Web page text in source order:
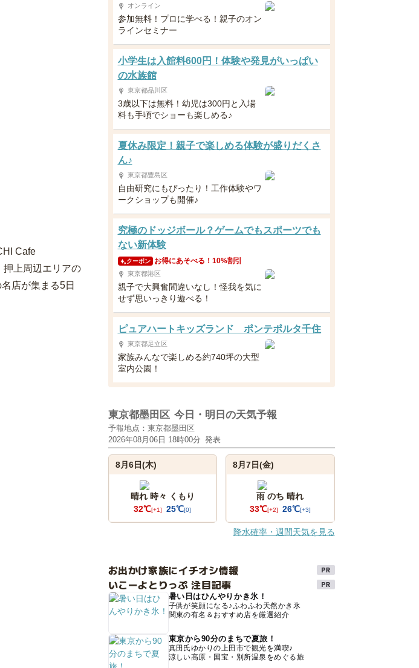
Cafe
上周辺エリアの
店が集まる5日
オンライン
参加無料！プロに学べる！親子のオン
ラインセミナー
小学生は入館料600円！体験や発見がいっぱい
の水族館
東京都品川区
3歳以下は無料！幼児は300円と入場
料も手頃でショーも楽しめる♪
夏休み限定！親子で楽しめる体験が盛りだくさ
ん♪
東京都豊島区
自由研究にもぴったり！工作体験やワ
ークショップも開催♪
究極のドッジボール？ゲームでもスポーツでも
ない新体験
クーポン お得にあそべる！10%割引
東京都港区
親子で大興奮間違いなし！怪我を気に
せず思いっきり遊べる！
ピュアハートキッズランド ポンテポルタ千住
東京都足立区
家族みんなで楽しめる約740坪の大型
室内公園！
東京都墨田区 今日・明日の天気予報
予報地点：東京都墨田区
2026年08月06日 18時00分 発表
8月6日(木)
晴れ 時々 くもり
32℃[+1] 25℃[0]
8月7日(金)
雨 のち 晴れ
33℃[+2] 26℃[+3]
降水確率・週間天気を見る
お出かけ家族にイチオシ情報
いこーよとりっぷ 注目記事
暑い日はひんやりかき氷！
子供が笑顔になる♪ふわふわ天然かき氷
関東の有名＆おすすめ店を厳選紹介
東京から90分のまちで夏旅！
真田氏ゆかりの上田市で観光を満喫♪
涼しい高原・国宝・別所温泉をめぐる旅